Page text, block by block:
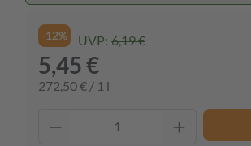
-12% UVP: 6,19 €
5,45 €
272,50 € / 1 l